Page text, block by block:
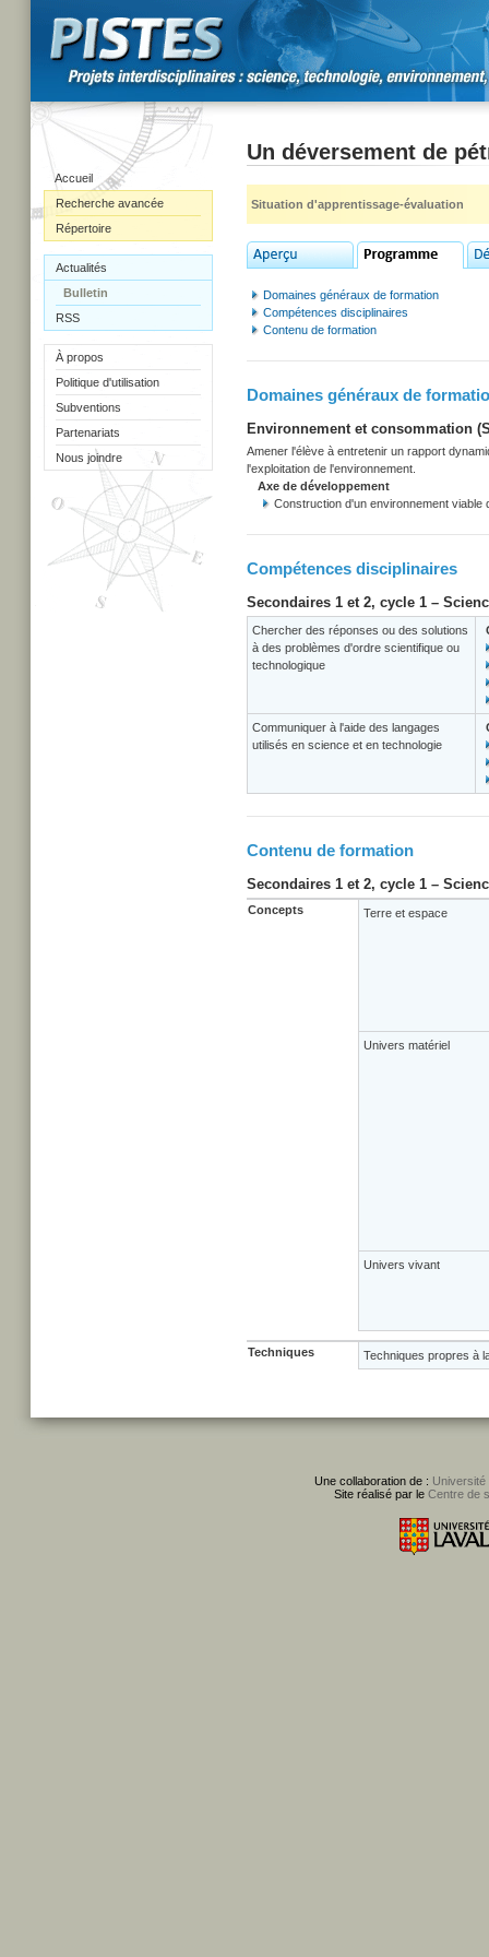
Accueil
Recherche avancée
Répertoire
Actualités
Bulletin
RSS
À propos
Politique d'utilisation
Subventions
Partenariats
Nous joindre
Un déversement de
Situation d'apprentissage-évaluation
Domaines généraux de formation
Compétences disciplinaires
Contenu de formation
Domaines généraux de
Environnement et consommation
Amener l'élève à entretenir un rapport
l'exploitation de l'environnement.
Axe de développement
Construction d'un environnement
Compétences disciplinaires
Secondaires 1 et 2, cycle 1 –
Chercher des réponses ou des solutions
à des problèmes d'ordre scientifique ou
technologique
Communiquer à l'aide des langages
utilisés en science et en technologie
Contenu de formation
Secondaires 1 et 2, cycle 1 –
Concepts Terre et espace
Univers matériel
Univers vivant
Techniques Techniques propres à
Une collaboration de : Université
Site réalisé par le Centre de